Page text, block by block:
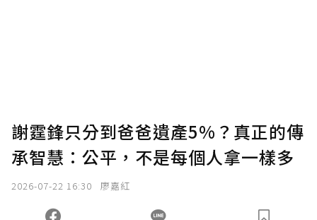
謝霆鋒只分到爸爸遺產5%？真正的傳
承智慧：公平，不是每個人拿一樣多
2026-07-22 16:30 廖嘉紅